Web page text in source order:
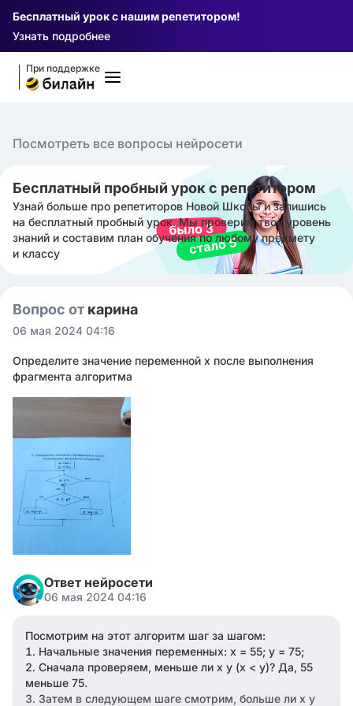
Бесплатный урок с нашим репетитором!
Узнать подробнее
При поддержке
Посмотреть все вопросы нейросети
Бесплатный пробный урок с репетитором
Узнай больше про репетиторов Новой Школы и запишись
на бесплатный пробный урок. Мы проверим твой уровень
знаний и составим план обучения по любому предмету
и классу
Вопрос от карина ㅤ
06 мая 2024 04:16
Определите значение переменной х после выполнения
фрагмента алгоритма
Ответ нейросети
06 мая 2024 04:16
Посмотрим на этот алгоритм шаг за шагом:
Начальные значения переменных: x = 55; y = 75;
Сначала проверяем, меньше ли x y (x < y)? Да, 55
меньше 75.
Затем в следующем шаге смотрим, больше ли x y